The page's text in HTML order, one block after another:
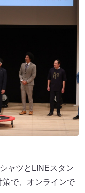
ャツとLINEスタン
で、オンラインで